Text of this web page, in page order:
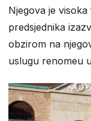
Njegova je
predsjednika
obzirom na
uslugu renomeu